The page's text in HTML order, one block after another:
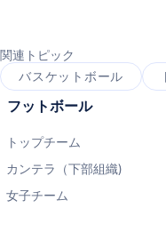
関連トピック
バスケットボール
フットボール
トップチーム
カンテラ（下部組織)
女子チーム